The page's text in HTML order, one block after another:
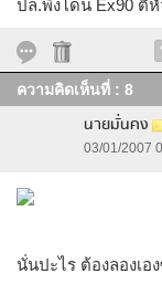
ปล.พึ่งโดน Ex90 ตี
ความคิดเห็นที่ : 8
นายมั่นคง
03/01/2007
นั่นปะไร ต้องลองเอ